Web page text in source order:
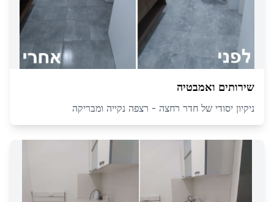
שירותים ואמבטיה
ניקיון יסודי של חדר רחצה - רצפה נקייה ומבריקה